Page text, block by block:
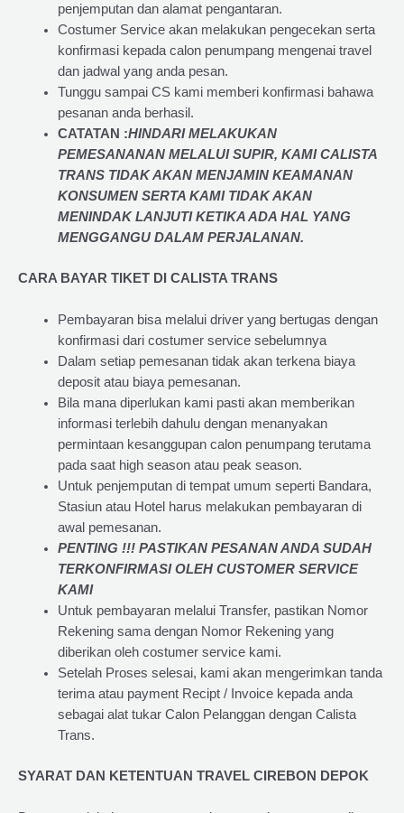
penjemputan dan alamat pengantaran.
Costumer Service akan melakukan pengecekan serta
konfirmasi kepada calon penumpang mengenai travel
dan jadwal yang anda pesan.
Tunggu sampai CS kami memberi konfirmasi bahawa
pesanan anda berhasil.
CATATAN :HINDARI MELAKUKAN
PEMESANANAN MELALUI SUPIR, KAMICALISTA
TRANSTIDAK AKAN MENJAMINKEAMANAN
KONSUMEN SERTA KAMI TIDAK AKAN
MENINDAK LANJUTI KETIKA ADA HAL YANG
MENGGANGU DALAM PERJALANAN.
CARA BAYAR TIKET DI CALISTA TRANS
Pembayaran bisa melalui driver yang bertugas dengan
konfirmasi dari costumer service sebelumnya
Dalam setiap pemesanan tidak akan terkena biaya
deposit atau biaya pemesanan.
Bila mana diperlukan kami pasti akan memberikan
informasi terlebih dahulu dengan menanyakan
permintaan kesanggupan calon penumpang terutama
pada saat high season atau peak season.
Untuk penjemputan di tempat umum seperti Bandara,
Stasiun atau Hotel harus melakukan pembayaran di
awal pemesanan.
PENTING !!! PASTIKAN PESANAN ANDA SUDAH
TERKONFIRMASI OLEH CUSTOMER SERVICE
KAMI
Untuk pembayaran melalui Transfer, pastikan Nomor
Rekening sama dengan Nomor Rekening yang
diberikan oleh costumer service kami.
Setelah Proses selesai, kami akan mengerimkan tanda
terima atau payment Recipt / Invoice kepada anda
sebagai alat tukar Calon Pelanggan dengan Calista
Trans.
SYARAT DAN KETENTUAN TRAVEL CIREBON DEPOK